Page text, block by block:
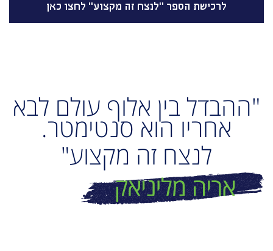
לרכישת הספר "לנצח זה מקצוע" לחצו כאן
"ההבדל בין אלוף עולם לבא
אחריו הוא סנטימטר.
לנצח זה מקצוע"